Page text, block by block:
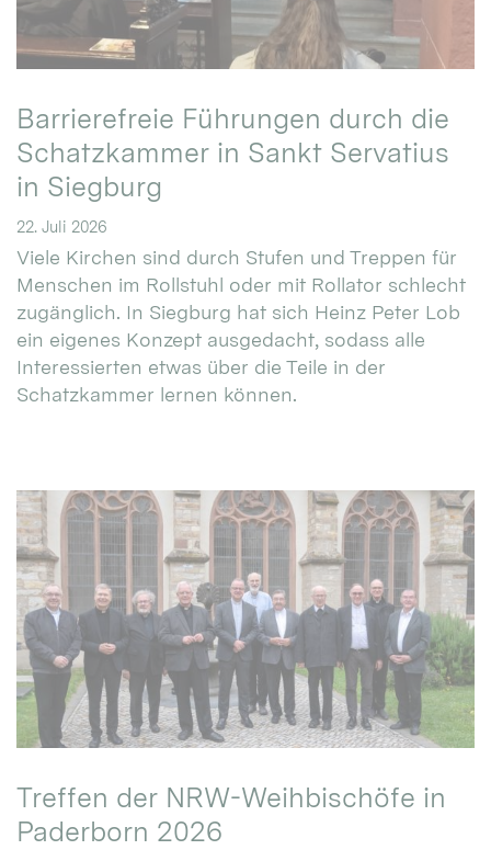
Barrierefreie Führungen durch die
Schatzkammer in Sankt Servatius
in Siegburg
22. Juli 2026
Viele Kirchen sind durch Stufen und Treppen für
Menschen im Rollstuhl oder mit Rollator schlecht
zugänglich. In Siegburg hat sich Heinz Peter Lob
ein eigenes Konzept ausgedacht, sodass alle
Interessierten etwas über die Teile in der
Schatzkammer lernen können.
Treffen der NRW-Weihbischöfe in
Paderborn 2026